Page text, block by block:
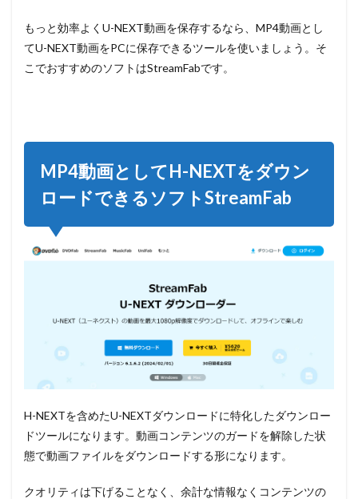
もっと効率よくU-NEXT動画を保存するなら、MP4動画とし
てU-NEXT動画をPCに保存できるツールを使いましょう。そ
こでおすすめのソフトはStreamFabです。
MP4動画としてH-NEXTをダウン
ロードできるソフトStreamFab
H-NEXTを含めたU-NEXTダウンロードに特化したダウンロー
ドツールになります。動画コンテンツのガードを解除した状
態で動画ファイルをダウンロードする形になります。
クオリティは下げることなく、余計な情報なくコンテンツの